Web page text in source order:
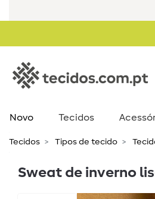
Novo Tecidos
Tecidos Tipos de tecido
Sweat de inverno